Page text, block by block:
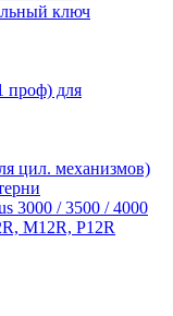
ключ
проф) для
цил. механизмов)
3000 / 3500 / 4000
M12R, P12R